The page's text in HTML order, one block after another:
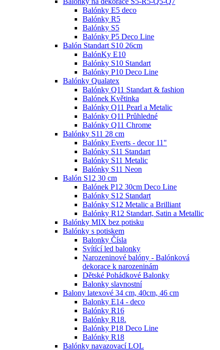
Balónky E5 deco
Balónky R5
Balónky S5
Balónky P5 Deco Line
Balón Standart S10 26cm
BalónKy E10
Balónky S10 Standart
Balónky P10 Deco Line
Balónky Qualatex
Balónky Q11 Standart & fashion
Balónek Květinka
Balónky Q11 Pearl a Metalic
Balónky Q11 Průhledné
Balónky Q11 Chrome
Balónky S11 28 cm
Balónky Everts - decor 11"
Balónky S11 Standart
Balónky S11 Metalic
Balónky S11 Neon
Balón S12 30 cm
Balónek P12 30cm Deco Line
Balónky S12 Standart
Balónky S12 Metalic a Brilliant
Balónky R12 Standart, Satin a Metallic
Balónky MIX bez potisku
Balónky s potiskem
Balonky Čísla
Svítící led balonky
Narozeninové balóny - Balónková
dekorace k narozeninám
Dětské Pohádkové Balonky
Balonky slavnostní
Balony latexové 34 cm, 40cm, 46 cm
Balonky E14 - deco
Balónky R16
Balónky R18.
Balónky P18 Deco Line
Balónky R18
Balónky navazovací LOL